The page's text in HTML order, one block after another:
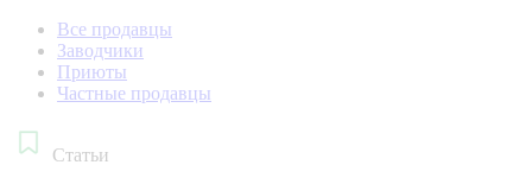
Все продавцы
Заводчики
Приюты
Частные продавцы
Статьи